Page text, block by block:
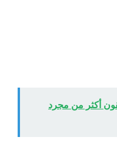
أكثر من مجرد